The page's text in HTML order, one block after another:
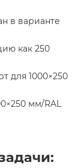
в варианте
как 250
для 1000×250
мм/RAL